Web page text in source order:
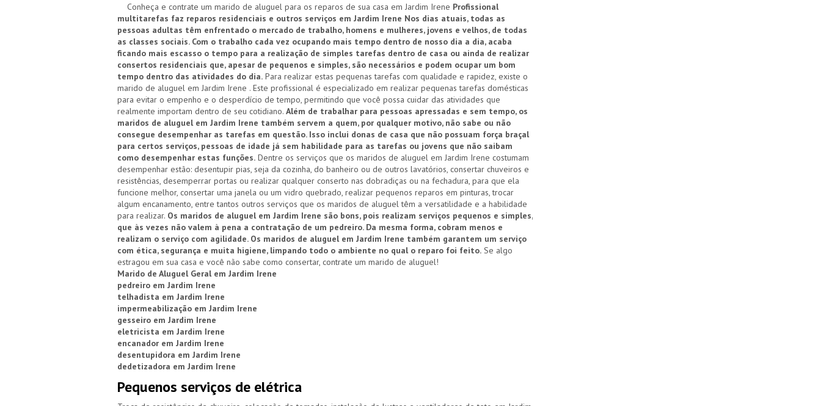
Conheça e contrate um marido de aluguel para os reparos de sua casa em Jardim Irene Profissional
multitarefas faz reparos residenciais e outros serviços em Jardim Irene Nos dias atuais, todas as
pessoas adultas têm enfrentado o mercado de trabalho, homens e mulheres, jovens e velhos, de todas
as classes sociais. Com o trabalho cada vez ocupando mais tempo dentro de nosso dia a dia, acaba
ficando mais escasso o tempo para a realização de simples tarefas dentro de casa ou ainda de realizar
consertos residenciais que, apesar de pequenos e simples, são necessários e podem ocupar um bom
tempo dentro das atividades do dia. Para realizar estas pequenas tarefas com qualidade e rapidez, existe o
marido de aluguel em Jardim Irene . Este profissional é especializado em realizar pequenas tarefas domésticas
para evitar o empenho e o desperdício de tempo, permitindo que você possa cuidar das atividades que
realmente importam dentro de seu cotidiano. Além de trabalhar para pessoas apressadas e sem tempo, os
maridos de aluguel em Jardim Irene também servem a quem, por qualquer motivo, não sabe ou não
consegue desempenhar as tarefas em questão. Isso inclui donas de casa que não possuam força braçal
para certos serviços, pessoas de idade já sem habilidade para as tarefas ou jovens que não saibam
como desempenhar estas funções. Dentre os serviços que os maridos de aluguel em Jardim Irene costumam
desempenhar estão: desentupir pias, seja da cozinha, do banheiro ou de outros lavatórios, consertar chuveiros e
resistências, desemperrar portas ou realizar qualquer conserto nas dobradiças ou na fechadura, para que ela
funcione melhor, consertar uma janela ou um vidro quebrado, realizar pequenos reparos em pinturas, trocar
algum encanamento, entre tantos outros serviços que os maridos de aluguel têm a versatilidade e a habilidade
para realizar. Os maridos de aluguel em Jardim Irene são bons, pois realizam serviços pequenos e simples,
que às vezes não valem à pena a contratação de um pedreiro. Da mesma forma, cobram menos e
realizam o serviço com agilidade. Os maridos de aluguel em Jardim Irene também garantem um serviço
com ética, segurança e muita higiene, limpando todo o ambiente no qual o reparo foi feito. Se algo
estragou em sua casa e você não sabe como consertar, contrate um marido de aluguel!
Marido de Aluguel Geral em Jardim Irene
pedreiro em Jardim Irene
telhadista em Jardim Irene
impermeabilização em Jardim Irene
gesseiro em Jardim Irene
eletricista em Jardim Irene
encanador em Jardim Irene
desentupidora em Jardim Irene
dedetizadora em Jardim Irene
Pequenos serviços de elétrica